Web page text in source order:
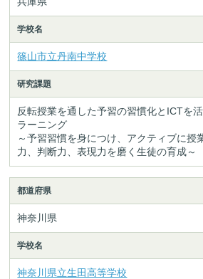
学校名
篠山市立丹南中学校
研究課題
反転授業を通した予習の習慣化とICTを
ラーニング
～予習習慣を身につけ、アクティブに授
力、判断力、表現力を磨く生徒の育成～
都道府県
神奈川県
学校名
神奈川県立生田高等学校